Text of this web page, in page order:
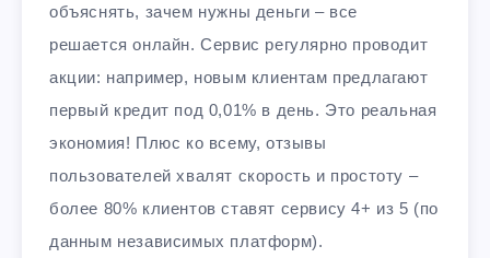
объяснять, зачем нужны деньги – все
решается онлайн. Сервис регулярно проводит
акции: например, новым клиентам предлагают
первый кредит под 0,01% в день. Это реальная
экономия! Плюс ко всему, отзывы
пользователей хвалят скорость и простоту –
более 80% клиентов ставят сервису 4+ из 5 (по
данным независимых платформ).